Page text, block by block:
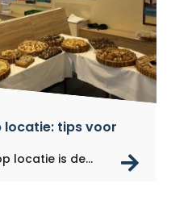
locatie: tips voor
locatie is de...